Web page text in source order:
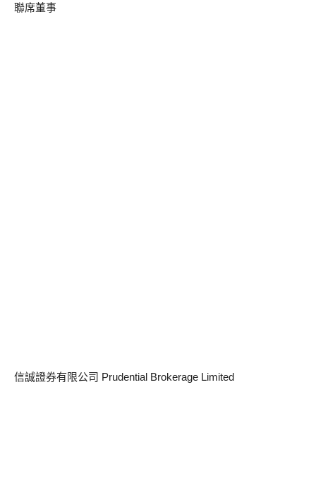
聯席董事
信誠證券有限公司 Prudential Brokerage Limited